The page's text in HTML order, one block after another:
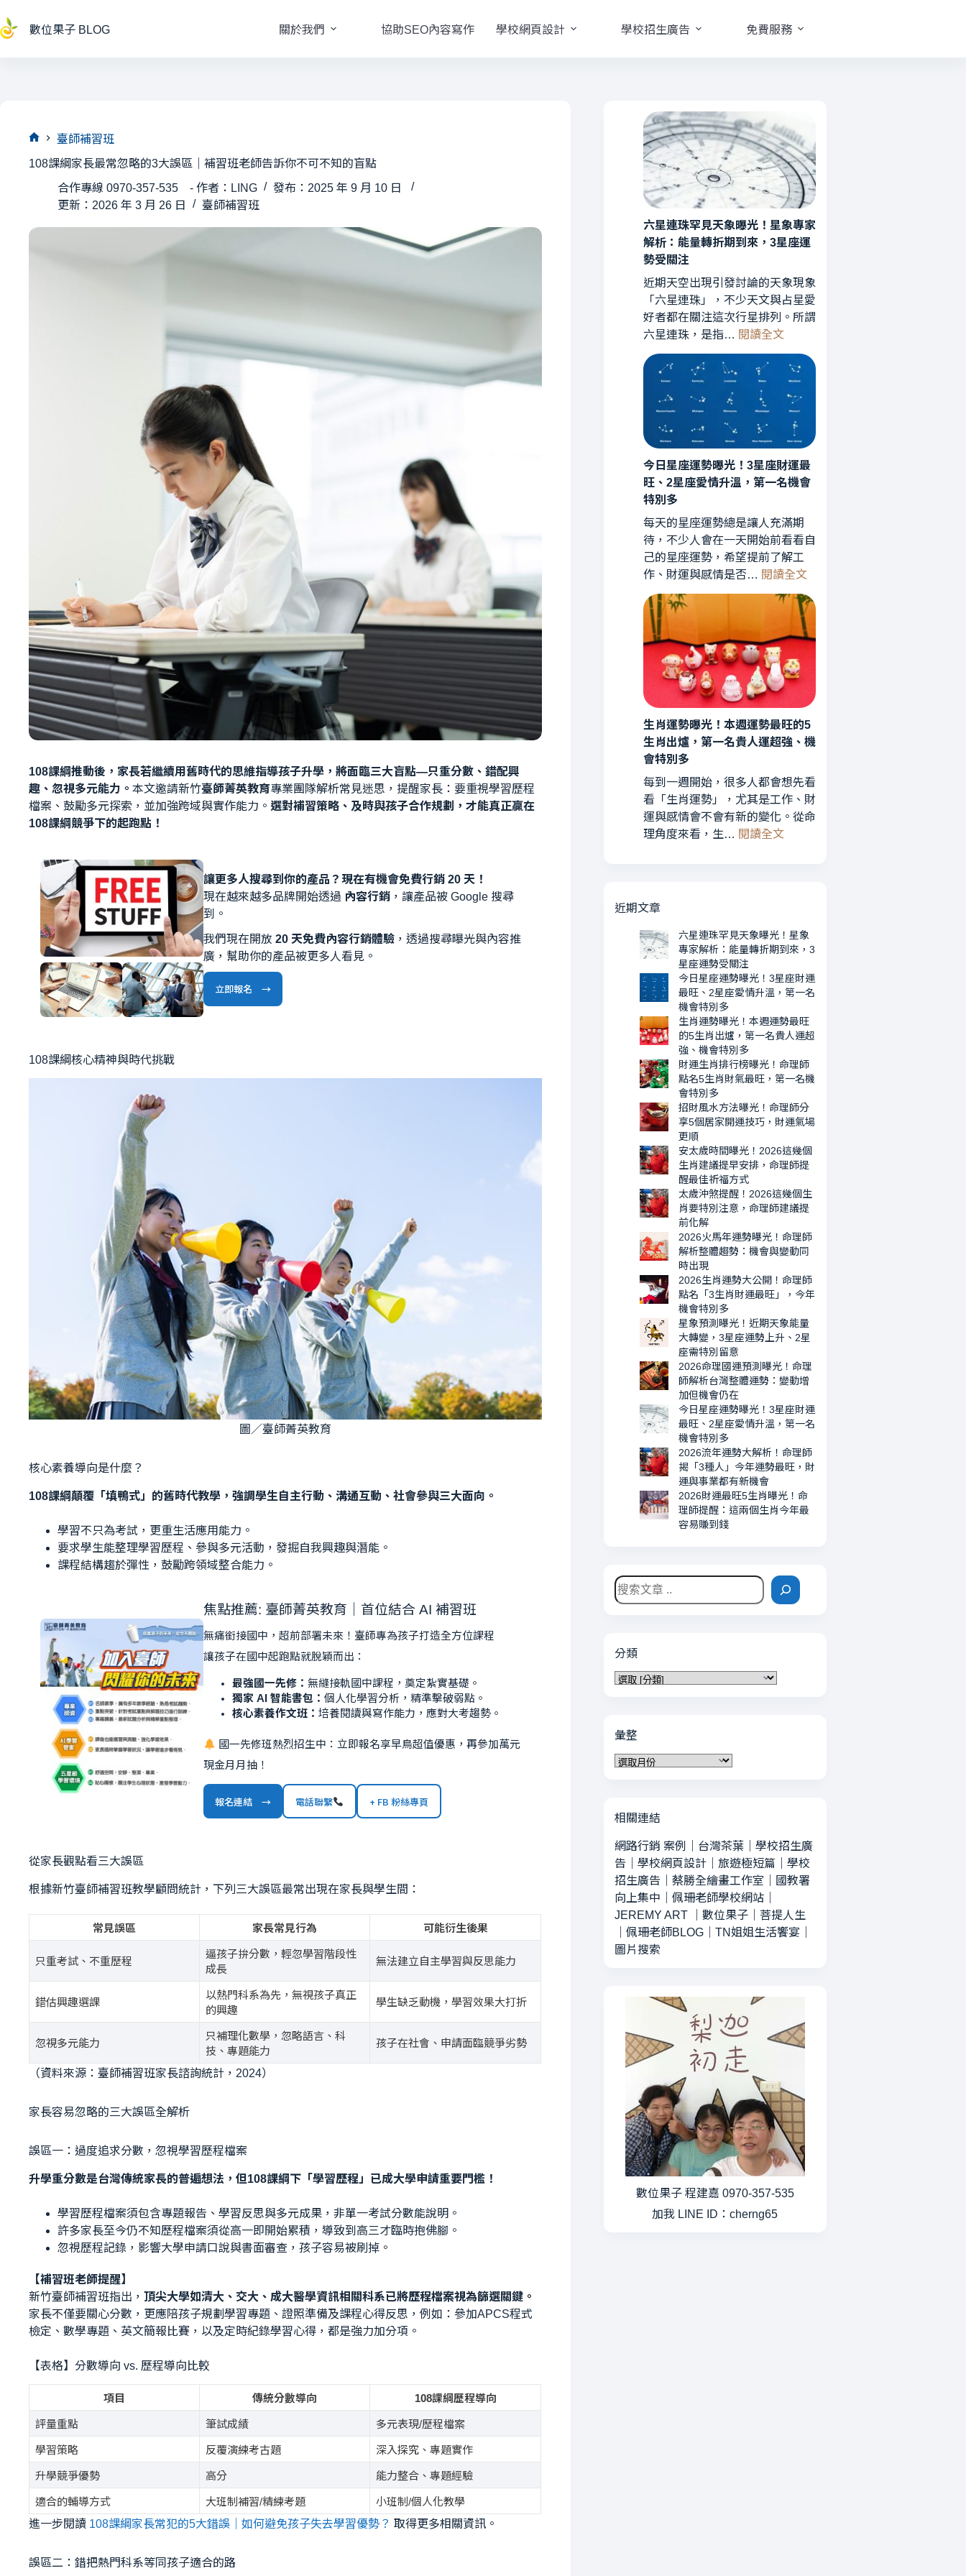
至
主
數位果子 BLOG 關於我們 協助SEO內容寫作 學校網頁設計 學校招生廣告 免費服務
頁
臺師補習班
108課綱家長最常忽略的3大誤區｜補習班老師告訴你不可不知的盲點
合作專線 0970-357-535 - 作者：LING
發布：2025 年 9 月 10 日
更新：2026 年 3 月 26 日
臺師補習班
108課綱推動後，家長若繼續用舊時代的思維指導孩子升學，將面臨三大盲點—只重分數、錯配興
趣、忽視多元能力。 本文邀請新竹臺師菁英教育專業團隊解析常見迷思，提醒家長：要重視學習歷程
檔案、鼓勵多元探索，並加強跨域與實作能力。 選對補習策略、及時與孩子合作規劃，才能真正贏在
108課綱競爭下的起跑點！
讓更多人搜尋到你的產品？現在有機會免費行銷 20 天！
現在越來越多品牌開始透過 內容行銷 ，讓產品被 Google 搜尋
到。
我們現在開放20 天免費內容行銷體驗 ，透過搜尋曝光與內容推
廣，幫助你的產品被更多人看見。
立即報名 →
108課綱核心精神與時代挑戰
圖／臺師菁英教育
核心素養導向是什麼？
108課綱顛覆「填鴨式」的舊時代教學，強調學生自主行動、溝通互動、社會參與三大面向。
學習不只為考試，更重生活應用能力。
要求學生能整理學習歷程、參與多元活動，發掘自我興趣與潛能。
課程結構趨於彈性，鼓勵跨領域整合能力。
焦點推薦: 臺師菁英教育｜首位結合 AI 補習班
無痛銜接國中，超前部署未來！臺師專為孩子打造全方位課程
讓孩子在國中起跑點就脫穎而出：
最強國一先修：無縫接軌國中課程，奠定紮實基礎。
獨家 AI 智能書包：個人化學習分析，精準擊破弱點。
核心素養作文班：培養閱讀與寫作能力，應對大考趨勢。
國一先修班熱烈招生中：立即報名享早鳥超值優惠，再參加萬元
現金月月抽！
報名連結 → 電話聯繫 + FB 粉絲專頁
從家長觀點看三大誤區
根據新竹臺師補習班教學顧問統計，下列三大誤區最常出現在家長與學生間：
常見誤區 家長常見行為 可能衍生後果
只重考試、不重歷程
逼孩子拚分數，輕忽學習階段性
成長
無法建立自主學習與反思能力
錯估興趣選課
以熱門科系為先，無視孩子真正
的興趣
學生缺乏動機，學習效果大打折
忽視多元能力
只補理化數學，忽略語言、科
技、專題能力
孩子在社會、申請面臨競爭劣勢
（資料來源：臺師補習班家長諮詢統計，2024）
家長容易忽略的三大誤區全解析
誤區一：過度追求分數，忽視學習歷程檔案
升學重分數是台灣傳統家長的普遍想法，但108課綱下「學習歷程」已成大學申請重要門檻！
學習歷程檔案須包含專題報告、學習反思與多元成果，非單一考試分數能說明。
許多家長至今仍不知歷程檔案須從高一即開始累積，導致到高三才臨時抱佛腳。
忽視歷程記錄，影響大學申請口說與書面審查，孩子容易被刷掉。
【補習班老師提醒】
新竹臺師補習班指出， 頂尖大學如清大、交大、成大醫學資訊相關科系已將歷程檔案視為篩選關鍵。
家長不僅要關心分數，更應陪孩子規劃學習專題、證照準備及課程心得反思，例如：參加APCS程式
檢定、數學專題、英文簡報比賽，以及定時紀錄學習心得，都是強力加分項。
【表格】分數導向 vs. 歷程導向比較
項目 傳統分數導向 108課綱歷程導向
評量重點 筆試成績 多元表現/歷程檔案
學習策略 反覆演練考古題 深入探究、專題實作
升學競爭優勢 高分 能力整合、專題經驗
適合的輔導方式 大班制補習/精練考題
小班制/個人化教學
進一步閱讀 108課綱家長常犯的5大錯誤｜如何避免孩子失去學習優勢？ 取得更多相關資訊。
誤區二：錯把熱門科系等同孩子適合的路
六星連珠罕見天象曝光！星象專家
解析：能量轉折期到來，3星座運
勢受關注
近期天空出現引發討論的天象現象
「六星連珠」，不少天文與占星愛
好者都在關注這次行星排列。所謂
六星連珠，是指… 閱讀全文:
星
連
珠
罕
見
天
象
曝
星
象
專
家
析：
量
轉
折
期
到
來，
3
座
運
今日星座運勢曝光！3星座財運最
旺、2星座愛情升溫，第一名機會
特別多
每天的星座運勢總是讓人充滿期
待，不少人會在一天開始前看看自
己的星座運勢，希望提前了解工
作、財運與感情是否… 閱讀全文:
日
星
座
曝
光！
3
星
運
最
旺、
溫，
一
名
會
特
別
多
生肖運勢曝光！本週運勢最旺的5
生肖出爐，第一名貴人運超強、機
會特別多
每到一週開始，很多人都會想先看
看「生肖運勢」，尤其是工作、財
運與感情會不會有新的變化。從命
理角度來看，生… 閱讀全文:
光！
本
運
最
旺
5
生
肖
出
第
一
名
貴
運
超
強、
機
特
別
多
近期文章
六星連珠罕見天象曝光！星象
專家解析：能量轉折期到來，3
星座運勢受關注
今日星座運勢曝光！3星座財運
最旺、2星座愛情升溫，第一名
機會特別多
生肖運勢曝光！本週運勢最旺
的5生肖出爐，第一名貴人運超
強、機會特別多
財運生肖排行榜曝光！命理師
點名5生肖財氣最旺，第一名機
會特別多
招財風水方法曝光！命理師分
享5個居家開運技巧，財運氣場
更順
安太歲時間曝光！2026這幾個
生肖建議提早安排，命理師提
醒最佳祈福方式
太歲沖煞提醒！2026這幾個生
肖要特別注意，命理師建議提
前化解
2026火馬年運勢曝光！命理師
解析整體趨勢：機會與變動同
時出現
2026生肖運勢大公開！命理師
點名「3生肖財運最旺」，今年
機會特別多
星象預測曝光！近期天象能量
大轉變，3星座運勢上升、2星
座需特別留意
2026命理國運預測曝光！命理
師解析台灣整體運勢：變動增
加但機會仍在
今日星座運勢曝光！3星座財運
最旺、2星座愛情升溫，第一名
機會特別多
2026流年運勢大解析！命理師
揭「3種人」今年運勢最旺，財
運與事業都有新機會
2026財運最旺5生肖曝光！命
理師提醒：這兩個生肖今年最
容易賺到錢
搜
尋
分類
分
彙整
彙
相關連結
網路行銷 案例 台灣茶葉｜ 學校招生廣
告
學校網頁設計｜ 旅遊極短篇
學校
招生廣告
蔡勝全繪畫工作室
國教署
向上集中
佩珊老師學校網站｜
JEREMY ART｜ 數位果子｜ 菩提人生
佩珊老師BLOG｜ TN姐姐生活饗宴
圖片搜索
數位果子 程建嘉 0970-357-535
加我 LINE ID：cherng65